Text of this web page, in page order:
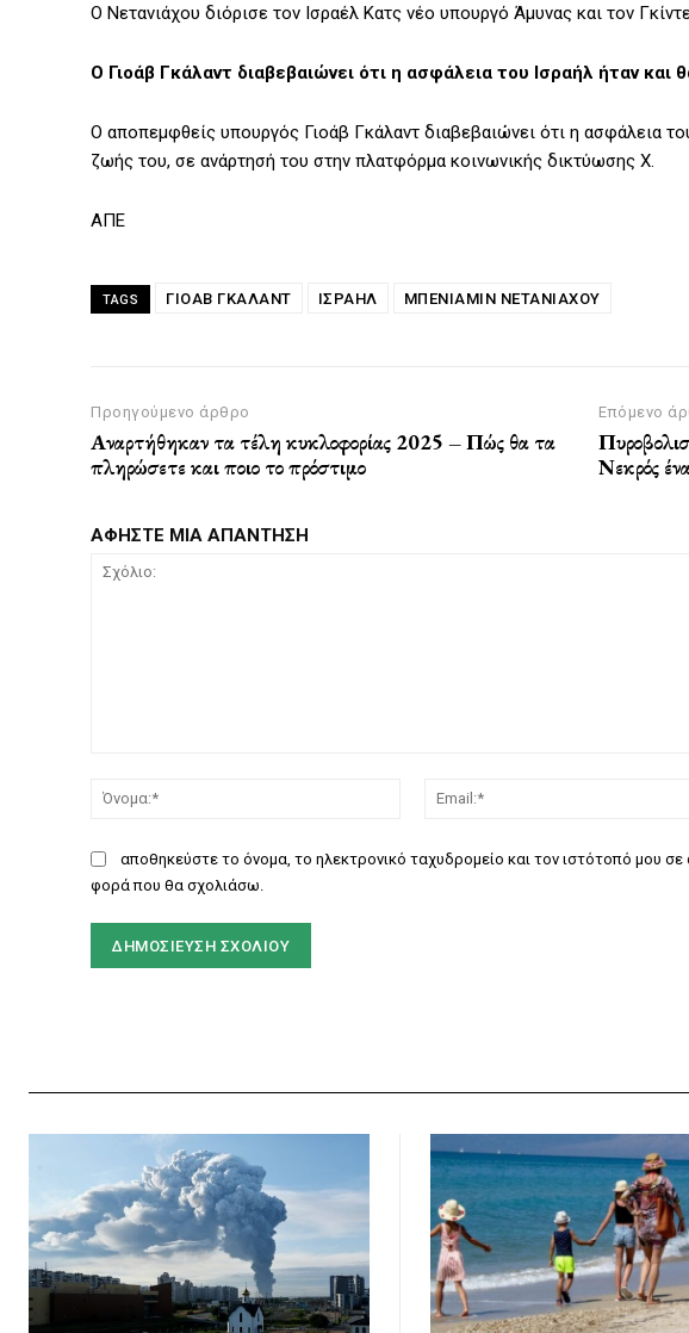
Ο Νετανιάχου διόρισε τον Ισραέλ Κατς νέο υπουργό Άμυνας και τον
Ο Γιοάβ Γκάλαντ διαβεβαιώνει ότι η ασφάλεια του Ισραήλ ήταν και
Ο αποπεμφθείς υπουργός Γιοάβ Γκάλαντ διαβεβαιώνει ότι η ασφάλεια
ζωής του, σε ανάρτησή του στην πλατφόρμα κοινωνικής δικτύωσης Χ.
ΑΠΕ
TAGS ΓΙΟΆΒ ΓΚΆΛΑΝΤ ΙΣΡΑΗΛ ΜΠΕΝΙΑΜΊΝ ΝΕΤΑΝΙΆΧΟΥ
Προηγούμενο άρθρο
Αναρτήθηκαν τα τέλη κυκλοφορίας 2025 – Πώς θα τα
πληρώσετε και ποιο το πρόστιμο
Επόμενο
Νεκρός
ΑΦΗΣΤΕ ΜΙΑ ΑΠΑΝΤΗΣΗ
Όνομα:*
αποθηκεύστε το όνομα, το ηλεκτρονικό ταχυδρομείο και τον ιστότοπό μου
φορά που θα σχολιάσω.